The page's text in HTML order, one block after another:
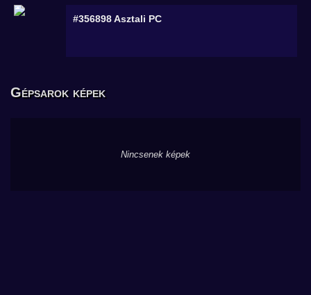
#356898Asztali PC
Gépsarok képek
Nincsenek képek